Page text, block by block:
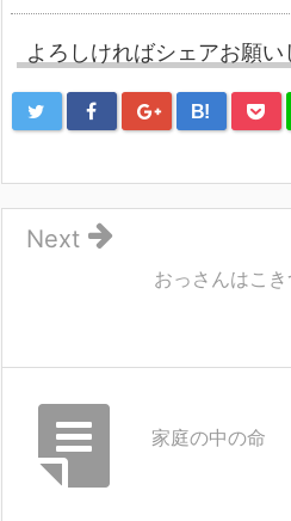
よろしければシェアお願い
B!
おっさんはこ
Next
家庭の中の命